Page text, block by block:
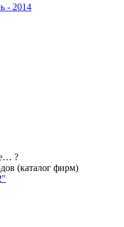
- 2014
?
(каталог фирм)